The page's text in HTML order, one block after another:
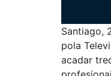
Santiago,
pola
acadar